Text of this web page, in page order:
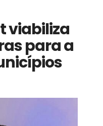
viabiliza
para a